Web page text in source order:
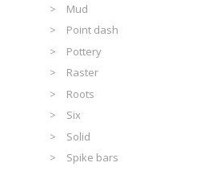
Mud
Point dash
Pottery
Raster
Roots
Six
Solid
Spike bars